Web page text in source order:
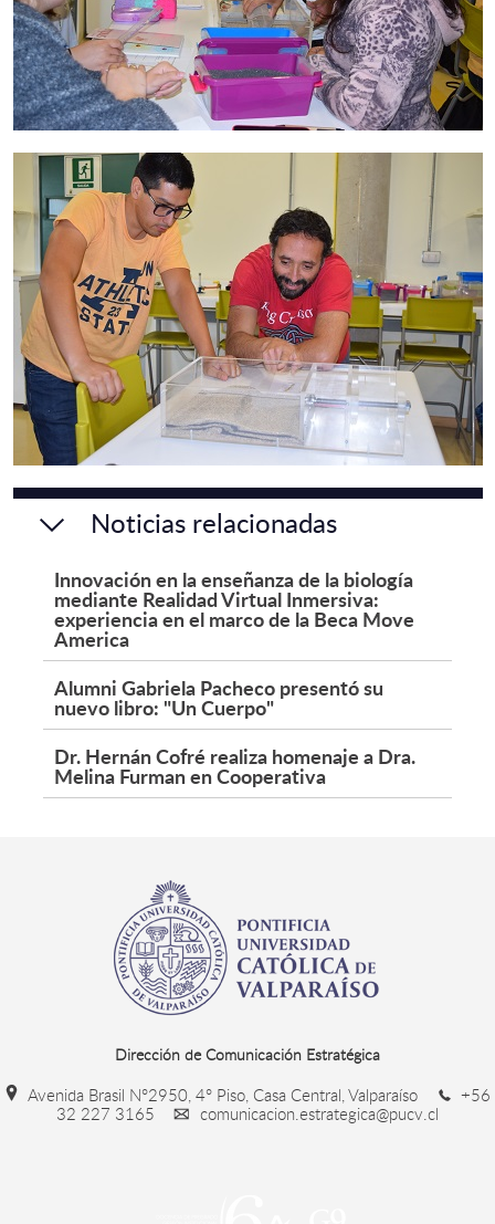
Noticias relacionadas
Innovación en la enseñanza de la biología
mediante Realidad Virtual Inmersiva:
experiencia en el marco de la Beca Move
America
Alumni Gabriela Pacheco presentó su
nuevo libro: "Un Cuerpo"
Dr. Hernán Cofré realiza homenaje a Dra.
Melina Furman en Cooperativa
Dirección de Comunicación Estratégica
Avenida Brasil N°2950, 4° Piso, Casa Central, Valparaíso
+56
32 227 3165
comunicacion.estrategica@pucv.cl